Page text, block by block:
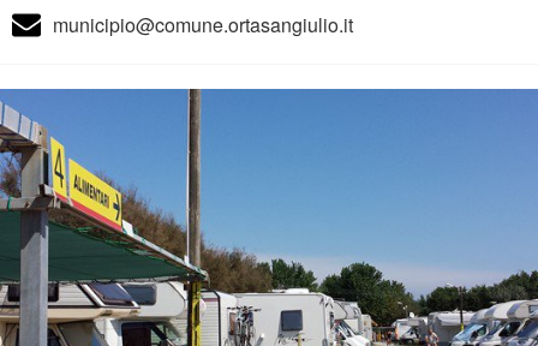
municipio@comune.ortasangiulio.it